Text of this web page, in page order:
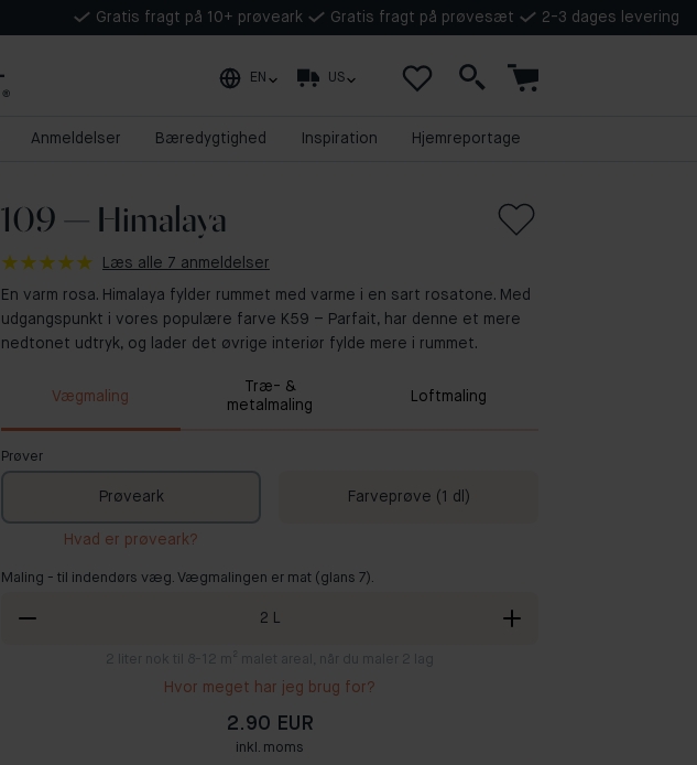
Gratis fragt på 10+ prøveark Gratis fragt på prøvesæt 2-3 dages levering
EN US
Anmeldelser Bæredygtighed Inspiration Hjemreportage
109 — Himalaya
Læs alle 7 anmeldelser
En varm rosa. Himalaya fylder rummet med varme i en sart rosatone. Med
udgangspunkt i vores populære farve K59 – Parfait, har denne et mere
nedtonet udtryk, og lader det øvrige interiør fylde mere i rummet.
Vægmaling
Træ- &
metalmaling
Loftmaling
Prøver
Prøveark Farveprøve (1 dl)
Hvad er prøveark?
Maling - til indendørs væg. Vægmalingen er mat (glans 7).
2 L
2 liter nok til 8-12 m² malet areal, når du maler 2 lag
Hvor meget har jeg brug for?
2.90 EUR
inkl. moms